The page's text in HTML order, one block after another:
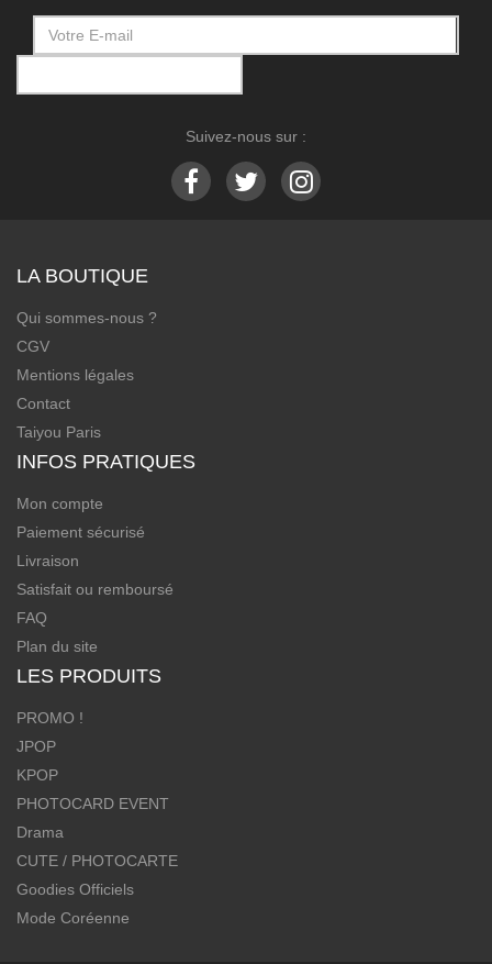
Suivez-nous sur :
LA BOUTIQUE
Qui sommes-nous ?
CGV
Mentions légales
Contact
Taiyou Paris
INFOS PRATIQUES
Mon compte
Paiement sécurisé
Livraison
Satisfait ou remboursé
FAQ
Plan du site
LES PRODUITS
PROMO !
JPOP
KPOP
PHOTOCARD EVENT
Drama
CUTE / PHOTOCARTE
Goodies Officiels
Mode Coréenne